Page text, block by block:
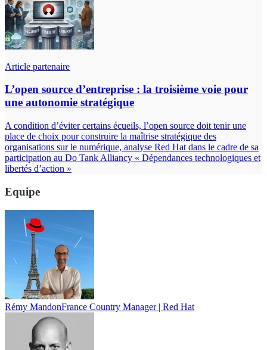
Article partenaire
L’open source d’entreprise : la troisième voie pour
une autonomie stratégique
A condition d’éviter certains écueils, l’open source doit tenir une
place de choix pour construire la maîtrise stratégique des
organisations sur le numérique, analyse Red Hat dans le cadre de sa
participation au Do Tank Alliancy « Dépendances technologiques et
libertés d’action »
Equipe
Rémy MandonFrance Country Manager | Red Hat